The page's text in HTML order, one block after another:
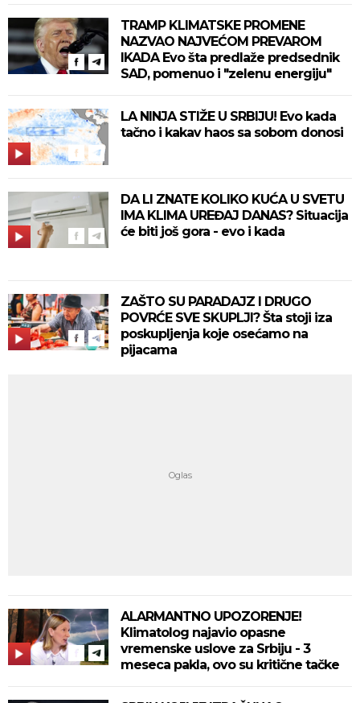
TRAMP KLIMATSKE PROMENE
NAZVAO NAJVEĆOM PREVAROM
IKADA Evo šta predlaže predsednik
SAD, pomenuo i "zelenu energiju"
LA NINJA STIŽE U SRBIJU! Evo kada
tačno i kakav haos sa sobom donosi
DA LI ZNATE KOLIKO KUĆA U SVETU
IMA KLIMA UREĐAJ DANAS? Situacija
će biti još gora - evo i kada
ZAŠTO SU PARADAJZ I DRUGO
POVRĆE SVE SKUPLJI? Šta stoji iza
poskupljenja koje osećamo na
pijacama
ALARMANTNO UPOZORENJE!
Klimatolog najavio opasne
vremenske uslove za Srbiju - 3
meseca pakla, ovo su kritične tačke